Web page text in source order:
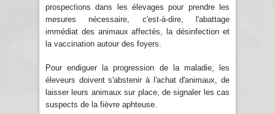
prospections dans les élevages pour prendre les
mesures nécessaire, c'est-à-dire, l'abattage
immédiat des animaux affectés, la désinfection et
la vaccination autour des foyers.
Pour endiguer la progression de la maladie, les
éleveurs doivent s'abstenir à l'achat d'animaux, de
laisser leurs animaux sur place, de signaler les cas
suspects de la fièvre aphteuse.